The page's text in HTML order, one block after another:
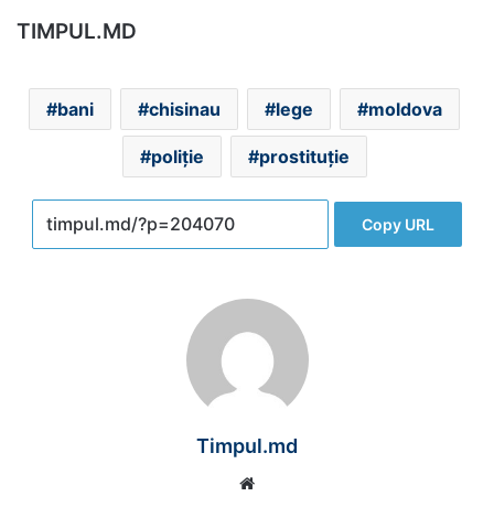
TIMPUL.MD
bani chisinau lege moldova
poliție prostituție
Copy URL
Timpul.md